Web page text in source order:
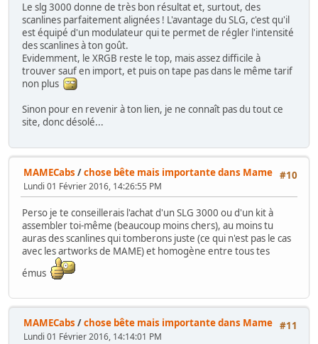
Le slg 3000 donne de très bon résultat et, surtout, des
scanlines parfaitement alignées ! L'avantage du SLG, c'est qu'il
est équipé d'un modulateur qui te permet de régler l'intensité
des scanlines à ton goût.
Evidemment, le XRGB reste le top, mais assez difficile à
trouver sauf en import, et puis on tape pas dans le même tarif
non plus
Sinon pour en revenir à ton lien, je ne connaît pas du tout ce
site, donc désolé...
#10
MAMECabs /chose bête mais importante dans Mame
Lundi 01 Février 2016, 14:26:55 PM
Perso je te conseillerais l'achat d'un SLG 3000 ou d'un kit à
assembler toi-même (beaucoup moins chers), au moins tu
auras des scanlines qui tomberons juste (ce qui n'est pas le cas
avec les artworks de MAME) et homogène entre tous tes
émus
#11
MAMECabs /chose bête mais importante dans Mame
Lundi 01 Février 2016, 14:14:01 PM